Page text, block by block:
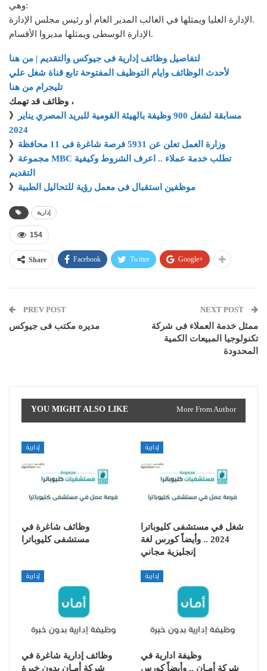
وهي:
الإدارة العليا ويمثلها في الغالب المدير العام أو رئيس مجلس الإدارة.
الإدارة الوسطى ويمثلها مديروا الأقسام.
لتفاصيل وظائف إدارية فى جيوكس والتقديم | من هنا
لأحدث الوظائف وايام التوظيف المفتوحة تابع قناة شغل علي
تليجرام من هنا
وظائف قد تهمك ،
》
مسابقة لشغل 900 وظيفة بالهيئة القومية للبريد المصري يناير
2024
》
وزارة العمل تعلن عن 5931 فرصة شاغرة فى 11 محافظة
》 مجموعة MBC تطلب خدمة عملاء .. اعرف الشروط وكيفية
التقديم
》 موظفين استقبال فى معمل رؤية للتحاليل الطبية
إدارية
154
Share Facebook Twitter Google+
PREV POST
مديره مكتب فى جيوكس
NEXT POST
ممثل خدمة العملاء فى شركة
تكنولوجيا المبيعات الكمية
المحدودة
YOU MIGHT ALSO LIKE More From Author
إدارية
وظائف شاغرة في
مستشفى كليوباترا
إدارية
شغل في مستشفى كليوباترا
2024 .. وأيضاً كورس لغة
إنجليزية مجاني
إدارية
وظائف إدارية شاغرة في
شركة أمـان بدون خبرة
إدارية
وظيفة ادارية في
شركة أمـان .. وأيضاً كورس